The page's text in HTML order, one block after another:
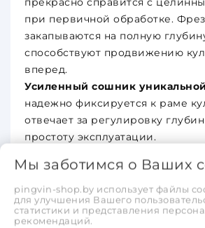
при первичной обработке.
закапываются на полную
способствуют продвижению
вперед.
Усиленный сошник
надежно фиксируется к раме
отвечает за регулировку
простоту эксплуатации.
посадки от вращающихся ножей
и способствуют многократному
почвы на вашем участке.
Транспортировочное колесо
Мы заботимся о Ваших
pingvin-shop.by использует файлы
для улучшения Вашего
статистики и представления
рекомендаций.